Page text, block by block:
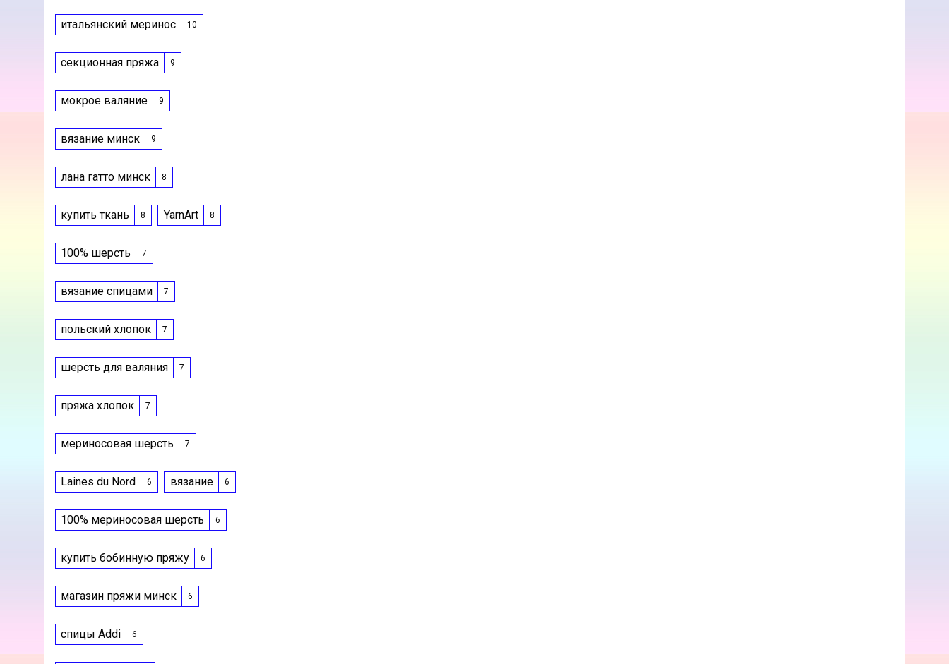
итальянский меринос 10
секционная пряжа 9
мокрое валяние 9
вязание минск 9
лана гатто минск 8
купить ткань 8 YarnArt 8
100% шерсть 7
вязание спицами 7
польский хлопок 7
шерсть для валяния 7
пряжа хлопок 7
мериносовая шерсть 7
Laines du Nord 6 вязание 6
100% мериносовая шерсть 6
купить бобинную пряжу 6
магазин пряжи минск 6
спицы Addi 6